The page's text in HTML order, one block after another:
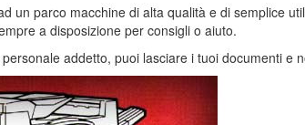
un parco macchine di alta qualità e di semplice
a disposizione per consigli o aiuto.
addetto, puoi lasciare i tuoi documenti e